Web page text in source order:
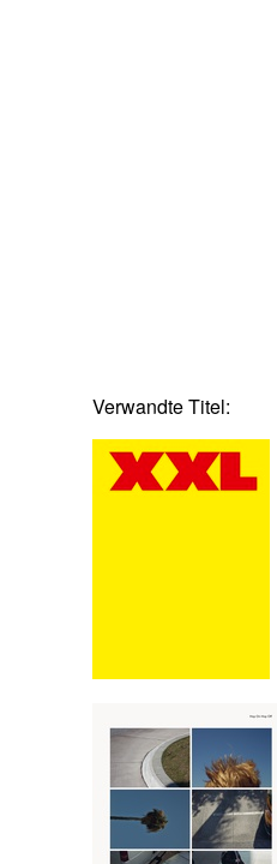
Verwandte Titel: